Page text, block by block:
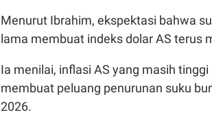
Menurut Ibrahim, ekspektasi bahwa
lama membuat indeks dolar AS terus
Ia menilai, inflasi AS yang masih
membuat peluang penurunan suku
2026.